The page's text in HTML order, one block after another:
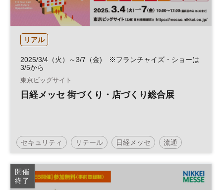
リアル
2025/3/4（火）～3/7（金) ※フランチャイズ・ショーは
3/5から
東京ビッグサイト
日経メッセ 街づくり・店づくり総合展
セキュリティ リテール 日経メッセ 流通
リテールテック フランチャイズ JAPAN SHOP
街づくり 建築・建材展 フランチャイズ・ショー
開催
終了